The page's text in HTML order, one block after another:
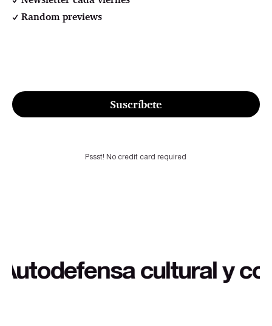
Random previews
Suscríbete
Pssst! No credit card required
extra a